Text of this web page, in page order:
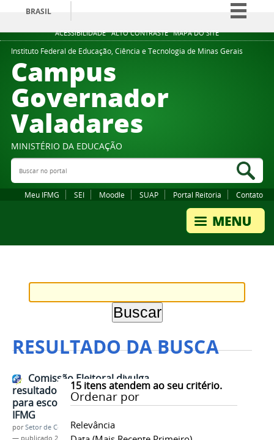
ACESSIBILIDADE ALTO CONTRASTE MAPA DO SITE
BRASIL
Simplifique!
Comunica BR
Instituto Federal de Educação, Ciência e Tecnologia de Minas Gerais
Campus
Governador
Valadares
MINISTÉRIO DA EDUCAÇÃO
Buscar no portal
Meu IFMG SEI Moodle SUAP Portal Reitoria Contato
RESULTADO DA BUSCA
15itens atendem ao seu critério.
Ordenar por
Relevância
Comissão Eleitoral divulga
resultado preliminar das eleições
para escolha de dirigentes do
IFMG
porSetor de Comunicação
— publicado 24/06/2019